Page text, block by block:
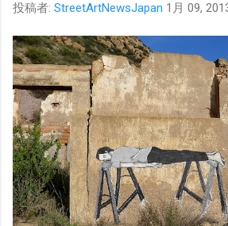
投稿者: StreetArtNewsJapan 1月 09,